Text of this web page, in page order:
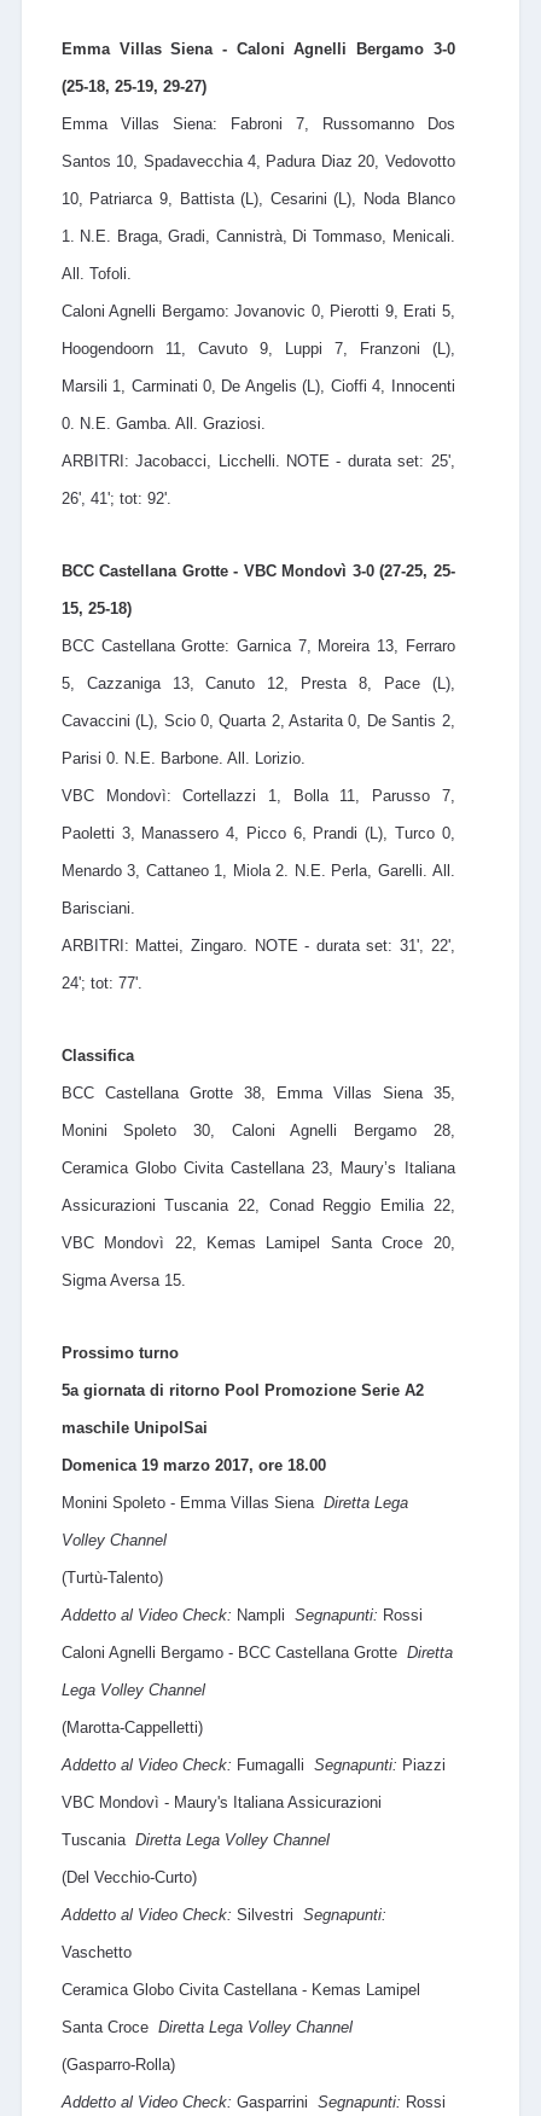
Emma Villas Siena - Caloni Agnelli Bergamo 3-0
(25-18, 25-19, 29-27)
Emma Villas Siena: Fabroni 7, Russomanno Dos
Santos 10, Spadavecchia 4, Padura Diaz 20, Vedovotto
10, Patriarca 9, Battista (L), Cesarini (L), Noda Blanco
1. N.E. Braga, Gradi, Cannistrà, Di Tommaso, Menicali.
All. Tofoli.
Caloni Agnelli Bergamo: Jovanovic 0, Pierotti 9, Erati 5,
Hoogendoorn 11, Cavuto 9, Luppi 7, Franzoni (L),
Marsili 1, Carminati 0, De Angelis (L), Cioffi 4, Innocenti
0. N.E. Gamba. All. Graziosi.
ARBITRI: Jacobacci, Licchelli. NOTE - durata set: 25',
26', 41'; tot: 92'.
BCC Castellana Grotte - VBC Mondovì 3-0 (27-25, 25-
15, 25-18)
BCC Castellana Grotte: Garnica 7, Moreira 13, Ferraro
5, Cazzaniga 13, Canuto 12, Presta 8, Pace (L),
Cavaccini (L), Scio 0, Quarta 2, Astarita 0, De Santis 2,
Parisi 0. N.E. Barbone. All. Lorizio.
VBC Mondovì: Cortellazzi 1, Bolla 11, Parusso 7,
Paoletti 3, Manassero 4, Picco 6, Prandi (L), Turco 0,
Menardo 3, Cattaneo 1, Miola 2. N.E. Perla, Garelli. All.
Barisciani.
ARBITRI: Mattei, Zingaro. NOTE - durata set: 31', 22',
24'; tot: 77'.
Classifica
BCC Castellana Grotte 38, Emma Villas Siena 35,
Monini Spoleto 30, Caloni Agnelli Bergamo 28,
Ceramica Globo Civita Castellana 23, Maury’s Italiana
Assicurazioni Tuscania 22, Conad Reggio Emilia 22,
VBC Mondovì 22, Kemas Lamipel Santa Croce 20,
Sigma Aversa 15.
Prossimo turno
5a giornata di ritorno Pool Promozione Serie A2
maschile UnipolSai
Domenica 19 marzo 2017, ore 18.00
Monini Spoleto - Emma Villas Siena Diretta Lega
Volley Channel
(Turtù-Talento)
Addetto al Video Check: Nampli Segnapunti: Rossi
Caloni Agnelli Bergamo - BCC Castellana Grotte Diretta
Lega Volley Channel
(Marotta-Cappelletti)
Addetto al Video Check: Fumagalli Segnapunti: Piazzi
VBC Mondovì - Maury's Italiana Assicurazioni
Tuscania Diretta Lega Volley Channel
(Del Vecchio-Curto)
Addetto al Video Check: Silvestri Segnapunti:
Vaschetto
Ceramica Globo Civita Castellana - Kemas Lamipel
Santa Croce Diretta Lega Volley Channel
(Gasparro-Rolla)
Addetto al Video Check: Gasparrini Segnapunti: Rossi